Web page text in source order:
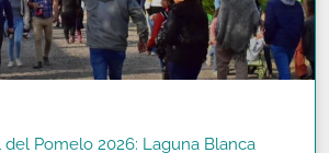
del Pomelo 2026: Laguna Blanca